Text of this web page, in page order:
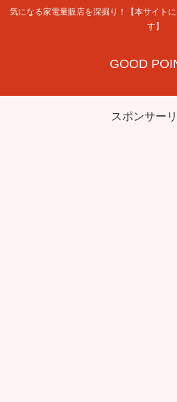
気になる家電量販店を深掘り！【本サイト
す】
GOOD
スポンサー